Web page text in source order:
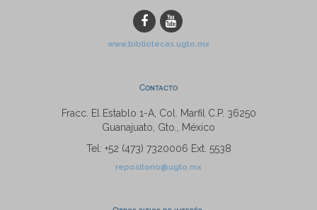
www.bibliotecas.ugto.mx
Contacto
Fracc. El Establo 1-A, Col. Marfil C.P. 36250
Guanajuato, Gto., México
Tel: +52 (473) 7320006 Ext. 5538
repositorio@ugto.mx